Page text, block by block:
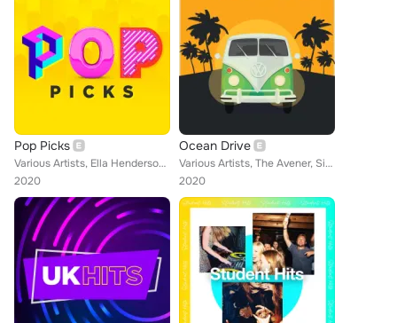
Pop Picks
Various Artists, Ella Henderson, Gnarls Barkley, Clean Bandit, Joel Corry, JC Stewart, All Saints, Griff, Dua Lipa, Bruno Mars, ...
2020
Ocean Drive
Various Artists, The Avener, Sigma, Duke Dumont, Beatenberg, Tensnake, TCTS, The Kiffness, Bo Saris, Swedish House Mafia, Jessie...
2020